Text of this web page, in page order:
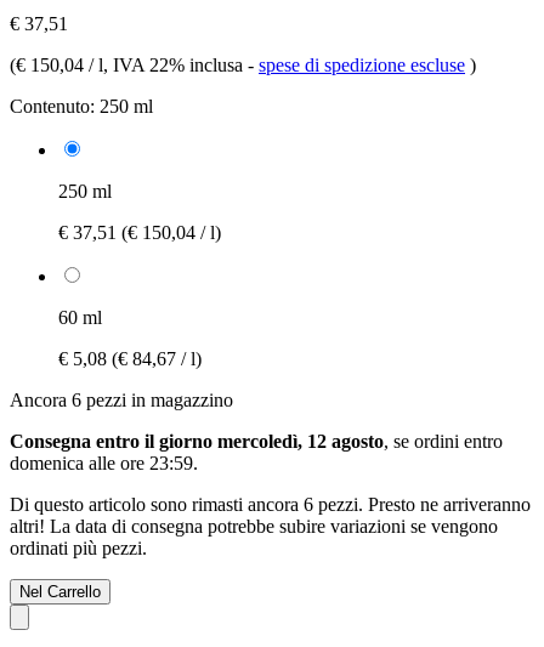
€ 37,51
(€ 150,04 / l, IVA 22% inclusa - spese di spedizione escluse )
Contenuto: 250 ml
250 ml
€ 37,51 (€ 150,04 / l)
60 ml
€ 5,08 (€ 84,67 / l)
Ancora 6 pezzi in magazzino
Consegna entro il giorno mercoledì, 12 agosto, se ordini entro
domenica alle ore 23:59.
Di questo articolo sono rimasti ancora 6 pezzi. Presto ne arriveranno
altri! La data di consegna potrebbe subire variazioni se vengono
ordinati più pezzi.
Nel Carrello